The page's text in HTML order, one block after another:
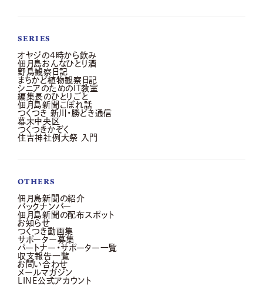
SERIES
オヤジの4時から飲み
佃月島おんなひとり酒
野鳥観察日記
まちかど植物観察日記
シニアのためのIT教室
編集長のひとりごと
佃月島新聞こぼれ話
つくつき 新川・勝どき通信
幕末中央区
つくつきかぞく
住吉神社例大祭 入門
OTHERS
佃月島新聞の紹介
バックナンバー
佃月島新聞の配布スポット
お知らせ
つくつき動画集
サポーター募集
パートナー・サポーター一覧
収支報告一覧
お問い合わせ
メールマガジン
LINE公式アカウント